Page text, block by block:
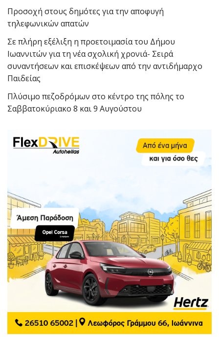
Προσοχή στους δημότες για την αποφυγή
τηλεφωνικών απατών
Σε πλήρη εξέλιξη η προετοιμασία του Δήμου
Ιωαννιτών για τη νέα σχολική χρονιά- Σειρά
συναντήσεων και επισκέψεων από την αντιδήμαρχο
Παιδείας
Πλύσιμο πεζοδρόμων στο κέντρο της πόλης το
Σαββατοκύριακο 8 και 9 Αυγούστου